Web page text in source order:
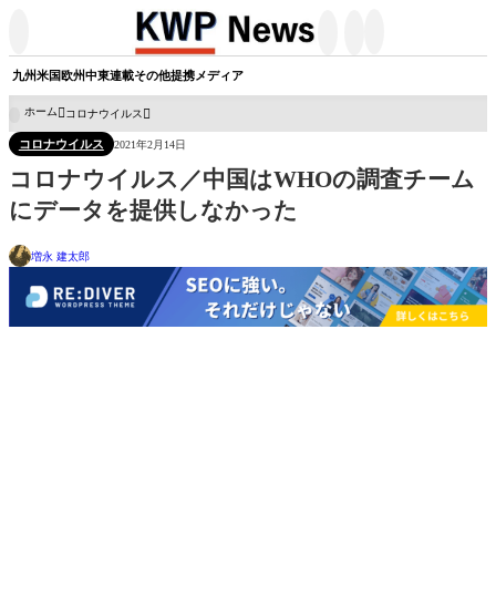
九州米国欧州中東連載その他提携メディア
ホーム コロナウイルス
コロナウイルス 2021年2月14日
コロナウイルス／中国はWHOの調査チーム
にデータを提供しなかった
増永 建太郎